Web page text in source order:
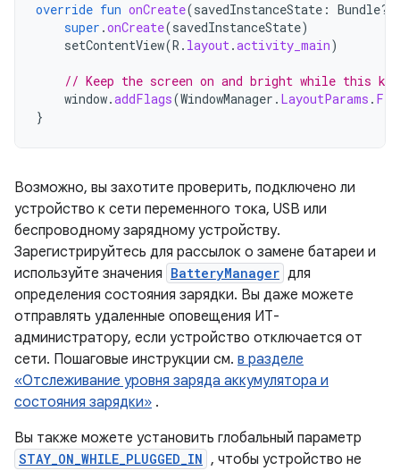
override fun onCreate(savedInstanceState : Bundle?)
super .onCreate(savedInstanceState)
setContentView(R . layout.activity_main)
// Keep the screen on and bright while this
window.addFlags(WindowManager . LayoutParams .
}
Возможно, вы захотите проверить, подключено ли
устройство к сети переменного тока, USB или
беспроводному зарядному устройству.
Зарегистрируйтесь для рассылок о замене батареи и
используйте значения BatteryManager для
определения состояния зарядки. Вы даже можете
отправлять удаленные оповещения ИТ-
администратору, если устройство отключается от
сети. Пошаговые инструкции см. в разделе
«Отслеживание уровня заряда аккумулятора и
состояния зарядки» .
Вы также можете установить глобальный параметр
STAY_ON_WHILE_PLUGGED_IN , чтобы устройство не